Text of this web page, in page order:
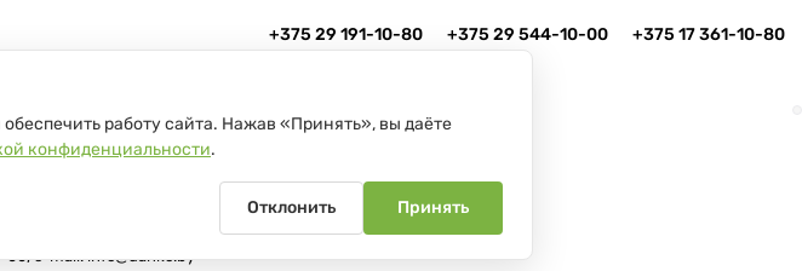
+375 29 191-10-80 +375 29 544-10-00
+375 17 361-10-80
Регистрация №191081534, 05.11.2008, Мингорисполком.
e-mail: info@danko.by
работу сайта. Нажав «Принять», вы даёте
конфиденциальности.
Отклонить Принять